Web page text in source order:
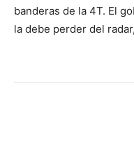
banderas de la 4T. El
la debe perder del